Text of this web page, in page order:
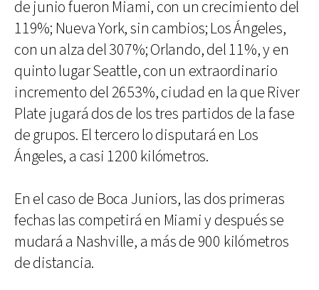
de junio fueron Miami, con un crecimiento del
119%; Nueva York, sin cambios; Los Ángeles,
con un alza del 307%; Orlando, del 11%, y en
quinto lugar Seattle, con un extraordinario
incremento del 2653%, ciudad en la que River
Plate jugará dos de los tres partidos de la fase
de grupos. El tercero lo disputará en Los
Ángeles, a casi 1200 kilómetros.
En el caso de Boca Juniors, las dos primeras
fechas las competirá en Miami y después se
mudará a Nashville, a más de 900 kilómetros
de distancia.